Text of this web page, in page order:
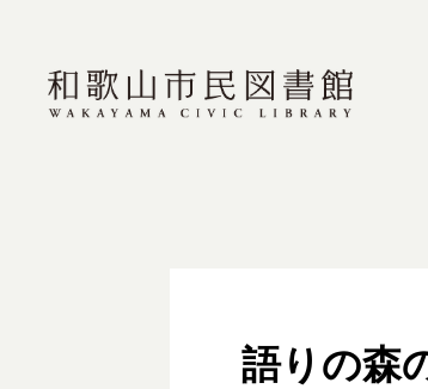
語りの森